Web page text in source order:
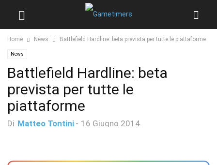
Home News Battlefield Hardline: beta prevista per tutte le piattaforme
News
Battlefield Hardline: beta
prevista per tutte le
piattaforme
Di Matteo Tontini - 16 Giugno 2014